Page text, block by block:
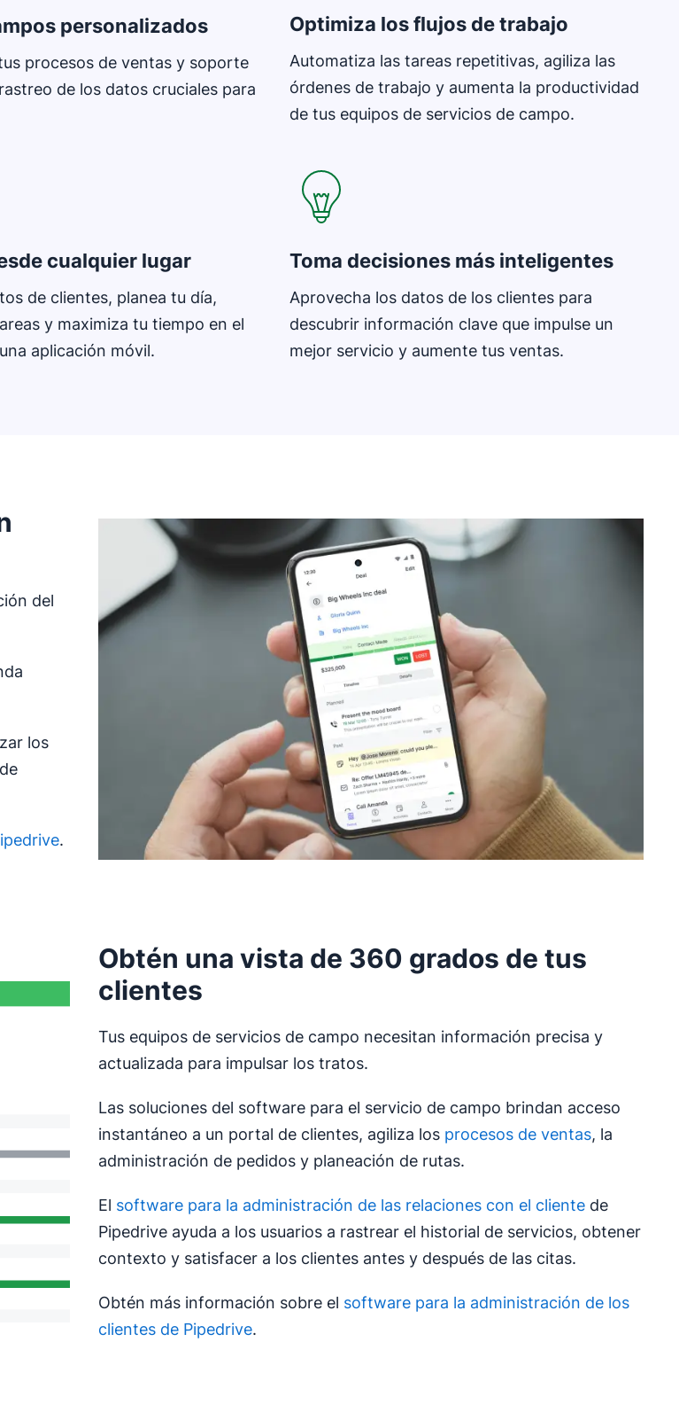
personalizados
procesos de ventas y soporte
de los datos cruciales para
Optimiza los flujos de trabajo
Automatiza las tareas repetitivas, agiliza las
órdenes de trabajo y aumenta la productividad
de tus equipos de servicios de campo.
cualquier lugar
de clientes, planea tu día,
y maximiza tu tiempo en el
aplicación móvil.
Toma decisiones más inteligentes
Aprovecha los datos de los clientes para
descubrir información clave que impulse un
mejor servicio y aumente tus ventas.
del
los
.
Obtén una vista de 360 grados de tus
clientes
Tus equipos de servicios de campo necesitan información precisa y
actualizada para impulsar los tratos.
Las soluciones del software para el servicio de campo brindan acceso
instantáneo a un portal de clientes, agiliza los procesos de ventas, la
administración de pedidos y planeación de rutas.
El software para la administración de las relaciones con el cliente de
Pipedrive ayuda a los usuarios a rastrear el historial de servicios, obtener
contexto y satisfacer a los clientes antes y después de las citas.
Obtén más información sobre el software para la administración de los
clientes de Pipedrive.